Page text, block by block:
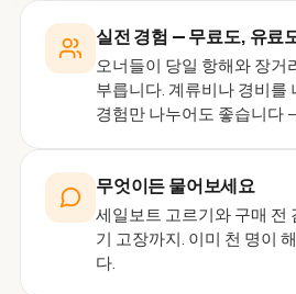
실전 경험 — 무료도, 유료
오너들이 당일 항해와 장거
부릅니다. 계류비나 경비를
경험만 나누어도 좋습니다
무엇이든 물어보세요
세일보트 고르기와 구매 전
기 고장까지. 이미 천 명이
다.